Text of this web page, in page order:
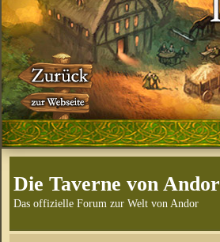
Die Taverne von Andor
Das offizielle Forum zur Welt von Andor